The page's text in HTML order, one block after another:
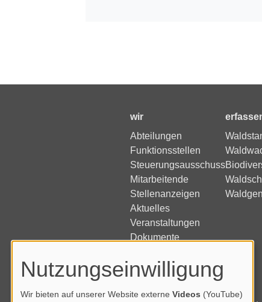
wir
Abteilungen
Funktionsstellen
Steuerungsausschuss
Mitarbeitende
Stellenanzeigen
Aktuelles
Veranstaltungen
Dokumente
Nutzungseinwilligung
Wir bieten auf unserer Website externe Videos (YouTube)